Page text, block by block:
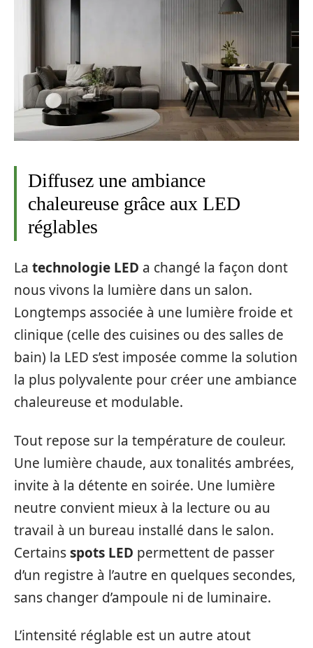
Diffusez une ambiance
chaleureuse grâce aux LED
réglables
La technologie LED a changé la façon dont
nous vivons la lumière dans un salon.
Longtemps associée à une lumière froide et
clinique (celle des cuisines ou des salles de
bain) la LED s’est imposée comme la solution
la plus polyvalente pour créer une ambiance
chaleureuse et modulable.
Tout repose sur la température de couleur.
Une lumière chaude, aux tonalités ambrées,
invite à la détente en soirée. Une lumière
neutre convient mieux à la lecture ou au
travail à un bureau installé dans le salon.
Certainsspots LED permettent de passer
d’un registre à l’autre en quelques secondes,
sans changer d’ampoule ni de luminaire.
L’intensité réglable est un autre atout